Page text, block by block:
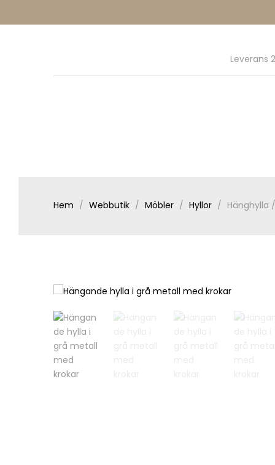
Leverans
Hem Webbutik Möbler Hyllor Hänghylla